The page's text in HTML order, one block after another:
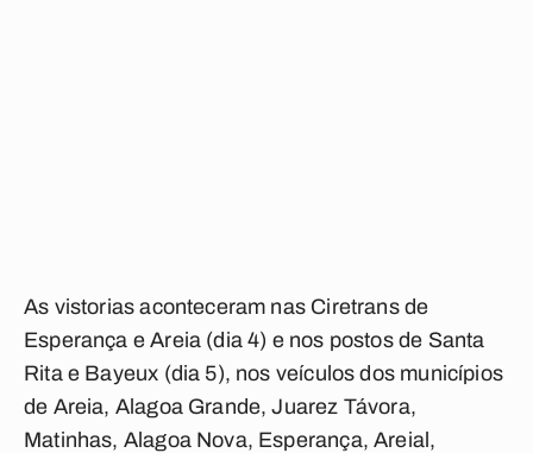
As vistorias aconteceram nas Ciretrans de
Esperança e Areia (dia 4) e nos postos de Santa
Rita e Bayeux (dia 5), nos veículos dos municípios
de Areia, Alagoa Grande, Juarez Távora,
Matinhas, Alagoa Nova, Esperança, Areial,